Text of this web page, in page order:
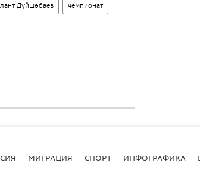
Дүйшөбаев чемпионат
МИГРАЦИЯ СПОРТ ИНФОГРАФИКА